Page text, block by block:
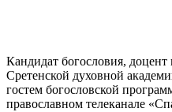
Кандидат богословия,
Сретенской духовной
гостем богословской
православном телеканале